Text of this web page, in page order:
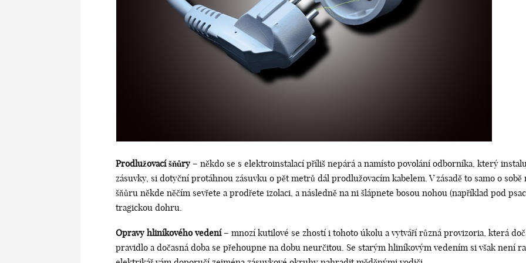
Prodlužovací šňůry – někdo se s elektroinstalací příliš nepárá a namísto povolání odborníka, který
zásuvky, si dotyční protáhnou zásuvku o pět metrů dál prodlužovacím kabelem. V zásadě to samo o
šňůru někde něčím sevřete a prodřete izolaci, a následně na ni šlápnete bosou nohou (například pod
tragickou dohru.
Opravy hliníkového vedení– mnozí kutilové se zhostí i tohoto úkolu a vytváří různá provizoria, která
pravidlo a dočasná doba se přehoupne na dobu neurčitou. Se starým hliníkovým vedením si však není